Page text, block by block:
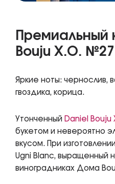
Премиальный
Bouju X.O. №27
Яркие ноты: чернослив,
гвоздика, корица.
Утонченный Daniel Bouju
букетом и невероятно
вкусом. При
Ugni Blanc, выращенный
виноградниках Дома